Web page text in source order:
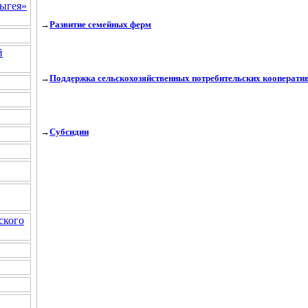
→Развитие семейных ферм
→Поддержка сельскохозяйственных потребительских
→Субсидии